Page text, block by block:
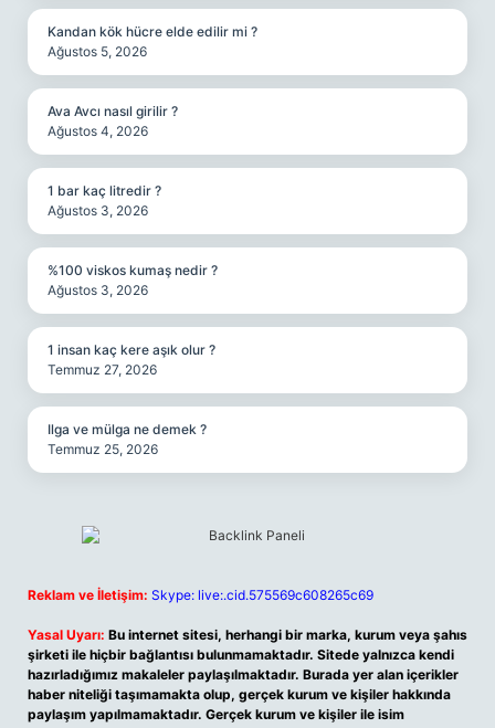
Kandan kök hücre elde edilir mi ?
Ağustos 5, 2026
Ava Avcı nasıl girilir ?
Ağustos 4, 2026
1 bar kaç litredir ?
Ağustos 3, 2026
%100 viskos kumaş nedir ?
Ağustos 3, 2026
1 insan kaç kere aşık olur ?
Temmuz 27, 2026
Ilga ve mülga ne demek ?
Temmuz 25, 2026
Reklam ve İletişim: Skype: live:.cid.575569c608265c69
Yasal Uyarı: Bu internet sitesi, herhangi bir marka, kurum veya şahıs
şirketi ile hiçbir bağlantısı bulunmamaktadır. Sitede yalnızca kendi
hazırladığımız makaleler paylaşılmaktadır. Burada yer alan içerikler
haber niteliği taşımamakta olup, gerçek kurum ve kişiler hakkında
paylaşım yapılmamaktadır. Gerçek kurum ve kişiler ile isim